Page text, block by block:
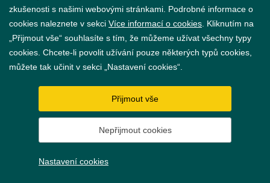
Prohlášení o přístupnosti
GDPR
Nastavení cookies
Vytvořil webProgress
zkušenosti s našimi webovými stránkami. Podrobné informace o
cookies naleznete v sekci Více informací o cookies . Kliknutím na
„Přijmout vše“ souhlasíte s tím, že můžeme užívat všechny typy
cookies. Chcete-li povolit užívání pouze některých typů cookies,
můžete tak učinit v sekci „Nastavení cookies“.
Přijmout vše
Nepřijmout cookies
Nastavení cookies